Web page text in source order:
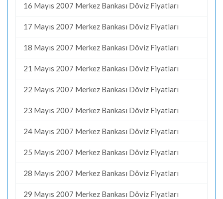
16 Mayıs 2007 Merkez Bankası Döviz Fiyatları
17 Mayıs 2007 Merkez Bankası Döviz Fiyatları
18 Mayıs 2007 Merkez Bankası Döviz Fiyatları
21 Mayıs 2007 Merkez Bankası Döviz Fiyatları
22 Mayıs 2007 Merkez Bankası Döviz Fiyatları
23 Mayıs 2007 Merkez Bankası Döviz Fiyatları
24 Mayıs 2007 Merkez Bankası Döviz Fiyatları
25 Mayıs 2007 Merkez Bankası Döviz Fiyatları
28 Mayıs 2007 Merkez Bankası Döviz Fiyatları
29 Mayıs 2007 Merkez Bankası Döviz Fiyatları